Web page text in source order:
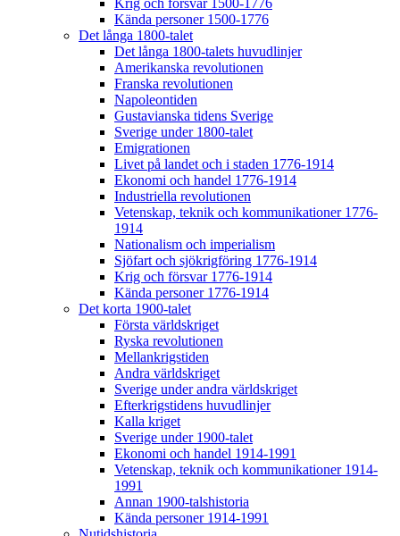
Kända personer 1500-1776
Det långa 1800-talet
Det långa 1800-talets huvudlinjer
Amerikanska revolutionen
Franska revolutionen
Napoleontiden
Gustavianska tidens Sverige
Sverige under 1800-talet
Emigrationen
Livet på landet och i staden 1776-1914
Ekonomi och handel 1776-1914
Industriella revolutionen
Vetenskap, teknik och kommunikationer 1776-
1914
Nationalism och imperialism
Sjöfart och sjökrigföring 1776-1914
Krig och försvar 1776-1914
Kända personer 1776-1914
Det korta 1900-talet
Första världskriget
Ryska revolutionen
Mellankrigstiden
Andra världskriget
Sverige under andra världskriget
Efterkrigstidens huvudlinjer
Kalla kriget
Sverige under 1900-talet
Ekonomi och handel 1914-1991
Vetenskap, teknik och kommunikationer 1914-
1991
Annan 1900-talshistoria
Kända personer 1914-1991